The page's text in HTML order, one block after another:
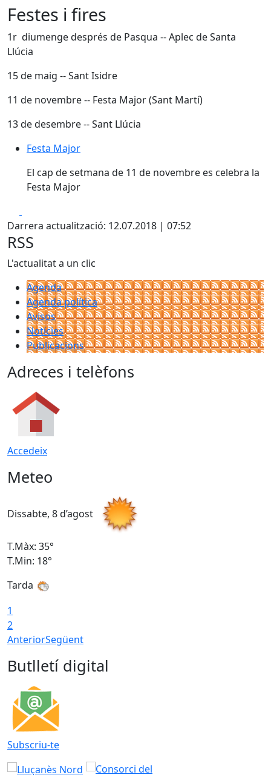
Festes i fires
1r diumenge després de Pasqua -- Aplec de Santa
Llúcia
15 de maig -- Sant Isidre
11 de novembre -- Festa Major (Sant Martí)
13 de desembre -- Sant Llúcia
Festa Major
El cap de setmana de 11 de novembre es celebra la
Festa Major
Darrera actualització: 12.07.2018 | 07:52
RSS
L'actualitat a un clic
Agenda
Agenda política
Avisos
Notícies
Publicacions
Adreces i telèfons
Accedeix
Meteo
Dissabte, 8 d’agost
T.Màx: 35°
T.Min: 18°
Tarda
1
2
AnteriorSegüent
Butlletí digital
Subscriu-te